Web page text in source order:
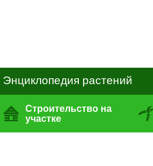
Энциклопедия растений
Строительство на
участке